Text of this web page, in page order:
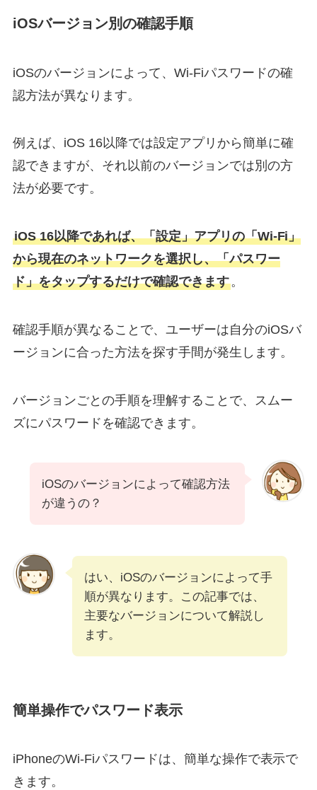
iOSバージョン別の確認手順
iOSのバージョンによって、Wi-Fiパスワードの確
認方法が異なります。
例えば、iOS 16以降では設定アプリから簡単に確
認できますが、それ以前のバージョンでは別の方
法が必要です。
iOS 16以降であれば、「設定」アプリの「Wi-Fi」
から現在のネットワークを選択し、「パスワー
ド」をタップするだけで確認できます。
確認手順が異なることで、ユーザーは自分のiOSバ
ージョンに合った方法を探す手間が発生します。
バージョンごとの手順を理解することで、スムー
ズにパスワードを確認できます。
iOSのバージョンによって確認方法
が違うの？
はい、iOSのバージョンによって手
順が異なります。この記事では、
主要なバージョンについて解説し
ます。
簡単操作でパスワード表示
iPhoneのWi-Fiパスワードは、簡単な操作で表示で
きます。